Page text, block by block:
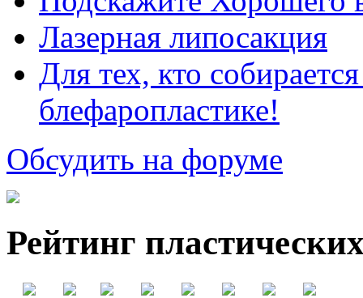
Лазерная липосакция
Для тех, кто
блефаропластике!
Обсудить на форуме
Рейтинг